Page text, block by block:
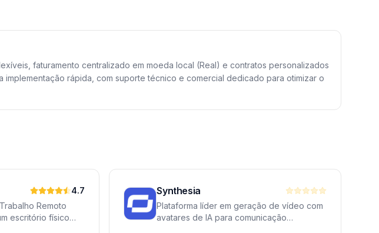
faturamento centralizado em moeda local (Real) e contratos personalizados
rápida, com suporte técnico e comercial dedicado para otimizar o
4.7
Remoto
escritório físico
Synthesia
Plataforma líder em geração de vídeo com
avatares de IA para comunicação